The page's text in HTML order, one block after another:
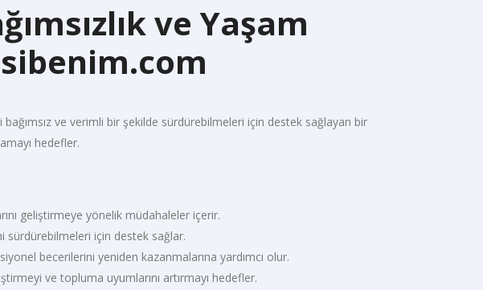
ve Yaşam
ve verimli bir şekilde sürdürebilmeleri için destek sağlayan bir
hedefler.
geliştirmeye yönelik müdahaleler içerir.
sürdürebilmeleri için destek sağlar.
becerilerini yeniden kazanmalarına yardımcı olur.
ve topluma uyumlarını artırmayı hedefler.